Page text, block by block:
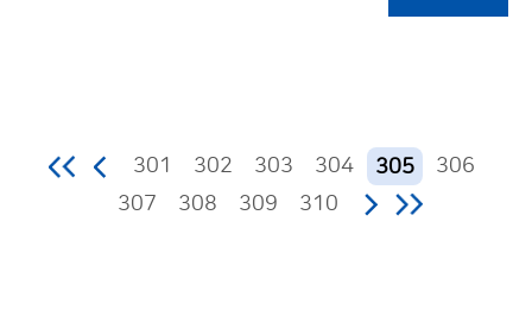
301 302 303 304 305
306
307
308 309 310